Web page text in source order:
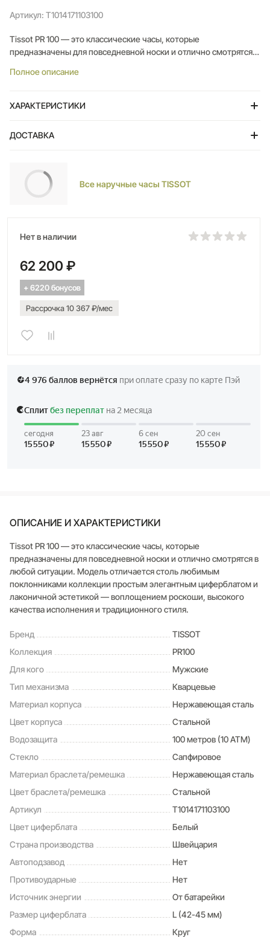
Артикул: T1014171103100
Tissot PR 100 ― это классические часы, которые
предназначены для повседневной носки и отлично смотрятся в
поклонниками коллекции простым элегантным циферблатом и
качества исполнения и традиционного стиля.
Полное описание
ХАРАКТЕРИСТИКИ
ДОСТАВКА
Все наручные часы TISSOT
Нет в наличии
62 200 ₽
+ 6220 бонусов
Рассрочка 10 367 ₽/мес
ОПИСАНИЕ И ХАРАКТЕРИСТИКИ
Tissot PR 100 ― это классические часы, которые
предназначены для повседневной носки и отлично смотрятся в
любой ситуации. Модель отличается столь любимым
поклонниками коллекции простым элегантным циферблатом и
лаконичной эстетикой ― воплощением роскоши, высокого
качества исполнения и традиционного стиля.
Бренд
TISSOT
Коллекция
PR100
Для кого
Мужские
Тип механизма
Кварцевые
Материал корпуса
Нержавеющая сталь
Цвет корпуса
Стальной
Водозащита
100 метров (10 ATM)
Стекло
Сапфировое
Материал браслета/ремешка
Нержавеющая сталь
Цвет браслета/ремешка
Стальной
Артикул
T1014171103100
Цвет циферблата
Белый
Страна производства
Швейцария
Автоподзавод
Нет
Противоударные
Нет
Источник энергии
От батарейки
Размер циферблата
L (42-45 мм)
Форма
Круг